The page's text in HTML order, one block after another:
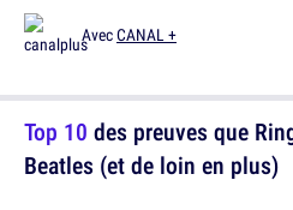
AvecCANAL +
Top 10 des preuves que
Beatles (et de loin en plus)